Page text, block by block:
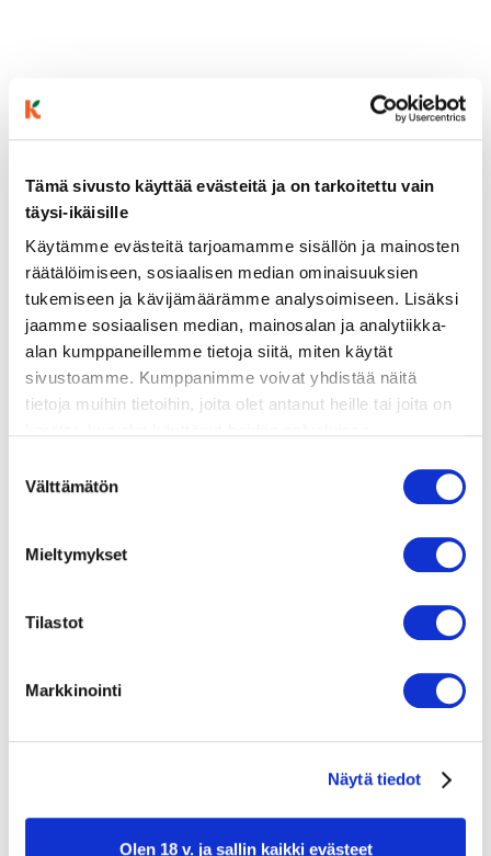
Tämä sivusto käyttää evästeitä ja on tarkoitettu vain
täysi-ikäisille
Käytämme evästeitä tarjoamamme sisällön ja mainosten
räätälöimiseen, sosiaalisen median ominaisuuksien
tukemiseen ja kävijämäärämme analysoimiseen. Lisäksi
jaamme sosiaalisen median, mainosalan ja analytiikka-
alan kumppaneillemme tietoja siitä, miten käytät
sivustoamme. Kumppanimme voivat yhdistää näitä
tietoja muihin tietoihin, joita olet antanut heille tai joita on
tai vanhempi. Vahvista ikäsi käyttääksesi sivustoa.
valinta
Välttämätön
Mieltymykset
Tilastot
Markkinointi
Näytä tiedot
Olen 18 v. ja sallin kaikki evästeet
valmistusohje
lisätietoja
100 g voita
2 kananmunaa
1 rkl kanelia